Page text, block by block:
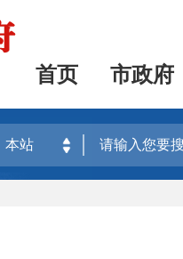
首页 市政府
本站